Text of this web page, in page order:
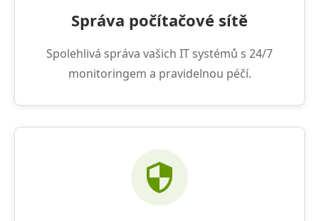
Správa počítačové sítě
Spolehlivá správa vašich IT systémů s 24/7
monitoringem a pravidelnou péčí.